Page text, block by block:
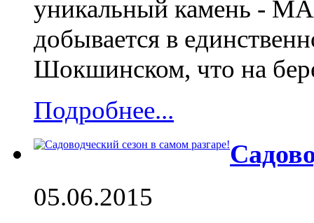
уникальный камень
добывается в
Шокшинском, что на
Подробнее...
05.06.2015